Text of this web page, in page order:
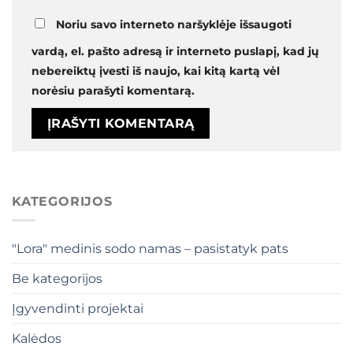
Noriu savo interneto naršyklėje išsaugoti
vardą, el. pašto adresą ir interneto puslapį, kad jų
nebereiktų įvesti iš naujo, kai kitą kartą vėl
norėsiu parašyti komentarą.
KATEGORIJOS
"Lora" medinis sodo namas – pasistatyk pats
Be kategorijos
Įgyvendinti projektai
Kalėdos